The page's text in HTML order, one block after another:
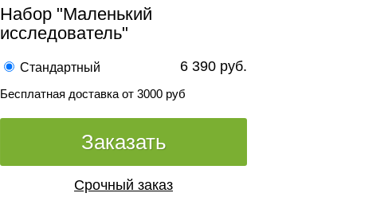
Набор "Маленький
исследователь"
Стандартный 6 390 руб.
Бесплатная доставка от 3000 руб
Заказать
Срочный заказ